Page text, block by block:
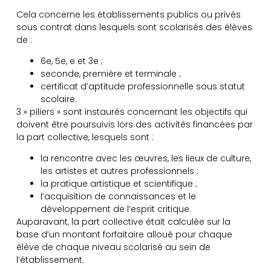
Cela concerne les établissements publics ou privés
sous contrat dans lesquels sont scolarisés des élèves
de :
6e, 5e, e et 3e ;
seconde, première et terminale ;
certificat d’aptitude professionnelle sous statut
scolaire.
3 « piliers » sont instaurés concernant les objectifs qui
doivent être poursuivis lors des activités financées par
la part collective, lesquels sont :
la rencontre avec les œuvres, les lieux de culture,
les artistes et autres professionnels ;
la pratique artistique et scientifique ;
l’acquisition de connaissances et le
développement de l’esprit critique.
Auparavant, la part collective était calculée sur la
base d’un montant forfaitaire alloué pour chaque
élève de chaque niveau scolarisé au sein de
l’établissement.